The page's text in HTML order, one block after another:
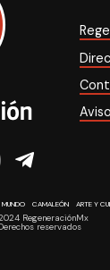
MUNDO CAMALEÓN ARTE Y
RegeneraciónMx
reservados